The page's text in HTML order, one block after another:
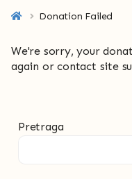
Donation Failed
We're sorry, your
again or contact site
Pretraga